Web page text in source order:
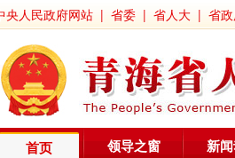
央人民政府网站 | 省委 | 省人大 | 省
首页 领导之窗 新